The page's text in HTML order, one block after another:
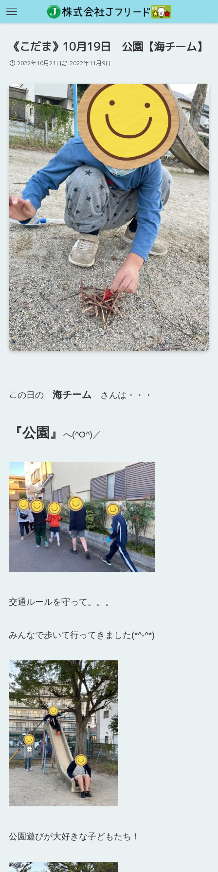
《こだま》10月19日 公園【海チーム】
2022年10月21日 2022年11月9日
この日の 海チーム さんは・・・
『公園』 へ(^O^)／
交通ルールを守って。。。
みんなで歩いて行ってきました(*^-^*)
公園遊びが大好きな子どもたち！